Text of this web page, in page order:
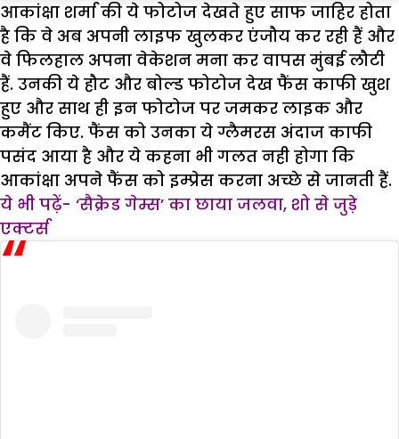
आकांक्षा शर्मा की ये फोटोज देखते हुए साफ जाहिर होता
है कि वे अब अपनी लाइफ खुलकर एंजौय कर रही हैं और
वे फिलहाल अपना वेकेशन मना कर वापस मुंबई लौटी
हैं. उनकी ये हौट और बोल्ड फोटोज देख फैंस काफी खुश
हुए और साथ ही इन फोटोज पर जमकर लाइक और
कमैंट किए. फैंस को उनका ये ग्लैमरस अंदाज काफी
पसंद आया है और ये कहना भी गलत नही होगा कि
आकांक्षा अपने फैंस को इम्प्रेस करना अच्छे से जानती हैं.
ये भी पढ़ें- ‘सैक्रेड गेम्स’ का छाया जलवा, शो से जुड़े
एक्टर्स